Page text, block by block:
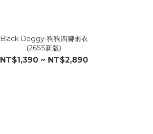
Black Doggy-狗狗四腳雨衣
(26SS新版)
NT$1,390 ~ NT$2,890